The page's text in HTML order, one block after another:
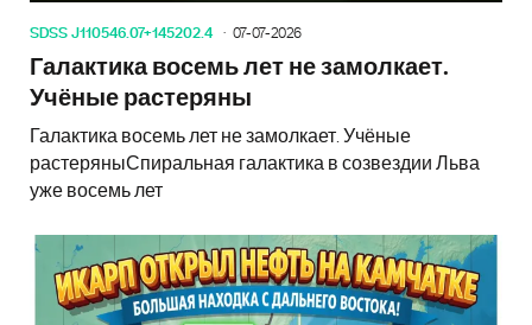
SDSS J110546.07+145202.4 07-07-2026
Галактика восемь лет не замолкает.
Учёные растеряны
Галактика восемь лет не замолкает. Учёные
растеряныСпиральная галактика в созвездии Льва
уже восемь лет